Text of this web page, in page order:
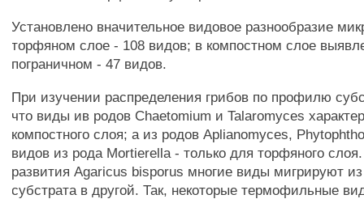
Установлено вначительное видовое разнообразие
торфяном слое - 108 видов; в компостном слое
пограничном - 47 видов.
При изучении распределения грибов по профилю
что виды ив родов Chaetomium и Talaromyces
компостного слоя; а из родов Aplianomyces,
видов из рода Mortierella - только для торфяного
развития Agaricus bisporus многие виды мигрируют
субстрата в другой. Так, некоторые термофильные